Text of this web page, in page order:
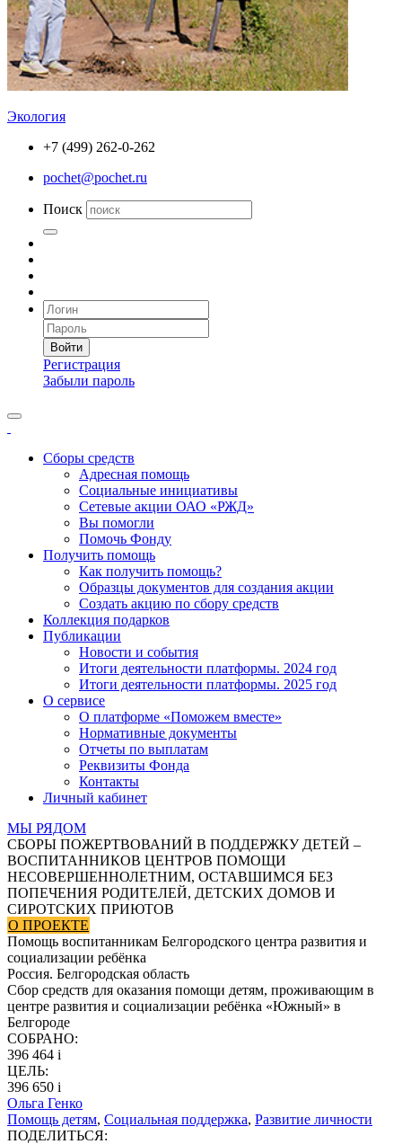
Экология
+7 (499) 262-0-262
pochet@pochet.ru
Поиск
Войти
Регистрация
Забыли пароль
Сборы средств
Адресная помощь
Социальные инициативы
Сетевые акции ОАО «РЖД»
Вы помогли
Помочь Фонду
Получить помощь
Как получить помощь?
Образцы документов для создания акции
Создать акцию по сбору средств
Коллекция подарков
Публикации
Новости и события
Итоги деятельности платформы. 2024 год
Итоги деятельности платформы. 2025 год
О сервисе
О платформе «Поможем вместе»
Нормативные документы
Отчеты по выплатам
Реквизиты Фонда
Контакты
Личный кабинет
МЫ РЯДОМ
СБОРЫ ПОЖЕРТВОВАНИЙ В ПОДДЕРЖКУ ДЕТЕЙ –
ВОСПИТАННИКОВ ЦЕНТРОВ ПОМОЩИ
НЕСОВЕРШЕННОЛЕТНИМ, ОСТАВШИМСЯ БЕЗ
ПОПЕЧЕНИЯ РОДИТЕЛЕЙ, ДЕТСКИХ ДОМОВ И
СИРОТСКИХ ПРИЮТОВ
О ПРОЕКТЕ
Помощь воспитанникам Белгородского центра развития и
социализации ребёнка
Россия. Белгородская область
Сбор средств для оказания помощи детям, проживающим в
центре развития и социализации ребёнка «Южный» в
Белгороде
СОБРАНО:
396 464 i
ЦЕЛЬ:
396 650 i
Ольга Генко
Помощь детям, Социальная поддержка, Развитие личности
ПОДЕЛИТЬСЯ: